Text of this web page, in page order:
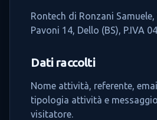
Rontech di Ronzani
Pavoni 14, Dello (BS), P.IVA
Dati raccolti
Nome attività, referente,
tipologia attività e
visitatore.